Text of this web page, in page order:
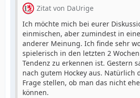
Zitat von DaUrige
Ich möchte mich bei eurer
einmischen, aber zumindest in
anderer Meinung. Ich finde sehr
spielerisch in den letzten 2
Tendenz zu erkennen ist. Gestern
nach gutem Hockey aus. Natürlich
Frage stellen, ob man das nicht
können.